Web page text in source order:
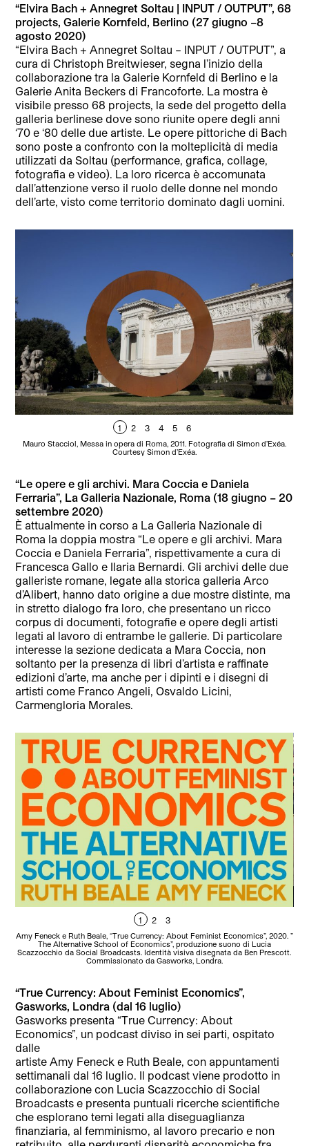
“Elvira Bach + Annegret Soltau | INPUT / OUTPUT”, 68
projects, Galerie Kornfeld, Berlino (27 giugno –8
agosto 2020)
“Elvira Bach + Annegret Soltau – INPUT / OUTPUT”, a
cura di Christoph Breitwieser, segna l’inizio della
collaborazione tra la Galerie Kornfeld di Berlino e la
Galerie Anita Beckers di Francoforte. La mostra è
visibile presso 68 projects, la sede del progetto della
galleria berlinese dove sono riunite opere degli anni
‘70 e ‘80 delle due artiste. Le opere pittoriche di Bach
sono poste a confronto con la molteplicità di media
utilizzati da Soltau (performance, grafica, collage,
fotografia e video). La loro ricerca è accomunata
dall’attenzione verso il ruolo delle donne nel mondo
dell’arte, visto come territorio dominato dagli uomini.
1 2 3 4 5 6
Mauro Stacciol, Messa in opera di Roma, 2011. Fotografia di Simon d’Exéa.
Courtesy Simon d’Exéa.
“Le opere e gli archivi. Mara Coccia e Daniela
Ferraria”, La Galleria Nazionale, Roma (18 giugno – 20
settembre 2020)
È attualmente in corso a La Galleria Nazionale di
Roma la doppia mostra “Le opere e gli archivi. Mara
Coccia e Daniela Ferraria”, rispettivamente a cura di
Francesca Gallo e Ilaria Bernardi. Gli archivi delle due
galleriste romane, legate alla storica galleria Arco
d’Alibert, hanno dato origine a due mostre distinte, ma
in stretto dialogo fra loro, che presentano un ricco
corpus di documenti, fotografie e opere degli artisti
legati al lavoro di entrambe le gallerie. Di particolare
interesse la sezione dedicata a Mara Coccia, non
soltanto per la presenza di libri d’artista e raffinate
edizioni d’arte, ma anche per i dipinti e i disegni di
artisti come Franco Angeli, Osvaldo Licini,
Carmengloria Morales.
1 2 3
Amy Feneck e Ruth Beale, “True Currency: About Feminist Economics”, 2020. ”
The Alternative School of Economics”, produzione suono di Lucia
Scazzocchio da Social Broadcasts. Identità visiva disegnata da Ben Prescott.
Commissionato da Gasworks, Londra.
“True Currency: About Feminist Economics”,
Gasworks, Londra (dal 16 luglio)
Gasworks presenta “True Currency: About
Economics”, un podcast diviso in sei parti, ospitato
dalle
artiste Amy Feneck e Ruth Beale, con appuntamenti
settimanali dal 16 luglio. Il podcast viene prodotto in
collaborazione con Lucia Scazzocchio di Social
Broadcasts e presenta puntuali ricerche scientifiche
che esplorano temi legati alla diseguaglianza
finanziaria, al femminismo, al lavoro precario e non